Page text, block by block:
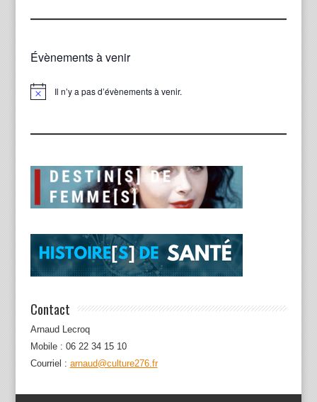
Évènements à venir
Notice Il n’y a pas d’évènements à venir.
Contact
Arnaud Lecroq
Mobile : 06 22 34 15 10
Courriel : arnaud@culture276.fr